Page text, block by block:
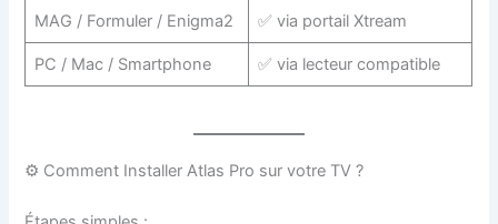
MAG / Formuler / Enigma2 ✅ via portail Xtream
PC / Mac / Smartphone ✅ via lecteur compatible
⚙️ Comment Installer Atlas Pro sur votre TV ?